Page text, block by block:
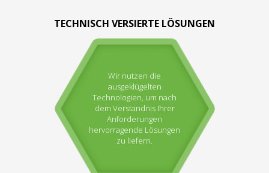
TECHNISCH VERSIERTE LÖSUNGEN
Wir nutzen die
ausgeklügelten
Technologien, um nach
dem Verständnis Ihrer
Anforderungen
hervorragende Lösungen
zu liefern.